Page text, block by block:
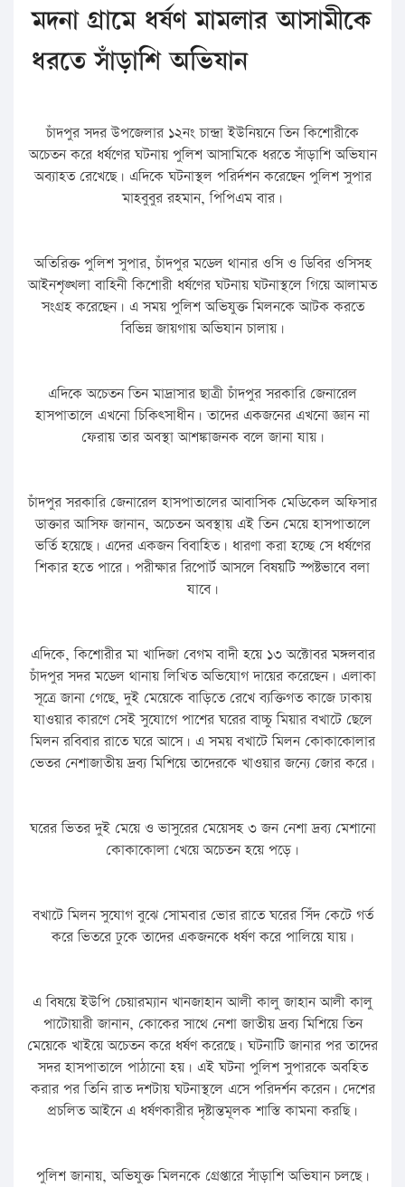
মদনা গ্রামে ধর্ষণ মামলার আসামীকে
ধরতে সাঁড়াশি অভিযান
চাঁদপুর সদর উপজেলার ১২নং চান্দ্রা ইউনিয়নে তিন কিশোরীকে
অচেতন করে ধর্ষণের ঘটনায় পুলিশ আসামিকে ধরতে সাঁড়াশি অভিযান
অব্যাহত রেখেছে। এদিকে ঘটনাস্থল পরির্দশন করেছেন পুলিশ সুপার
মাহবুবুর রহমান, পিপিএম বার।
অতিরিক্ত পুলিশ সুপার, চাঁদপুর মডেল থানার ওসি ও ডিবির ওসিসহ
আইনশৃঙ্খলা বাহিনী কিশোরী ধর্ষণের ঘটনায় ঘটনাস্থলে গিয়ে আলামত
সংগ্রহ করেছেন। এ সময় পুলিশ অভিযুক্ত মিলনকে আটক করতে
বিভিন্ন জায়গায় অভিযান চালায়।
এদিকে অচেতন তিন মাদ্রাসার ছাত্রী চাঁদপুর সরকারি জেনারেল
হাসপাতালে এখনো চিকিৎসাধীন। তাদের একজনের এখনো জ্ঞান না
ফেরায় তার অবস্থা আশঙ্কাজনক বলে জানা যায়।
চাঁদপুর সরকারি জেনারেল হাসপাতালের আবাসিক মেডিকেল অফিসার
ডাক্তার আসিফ জানান, অচেতন অবস্থায় এই তিন মেয়ে হাসপাতালে
ভর্তি হয়েছে। এদের একজন বিবাহিত। ধারণা করা হচ্ছে সে ধর্ষণের
শিকার হতে পারে। পরীক্ষার রিপোর্ট আসলে বিষয়টি স্পষ্টভাবে বলা
যাবে।
এদিকে, কিশোরীর মা খাদিজা বেগম বাদী হয়ে ১৩ অক্টোবর মঙ্গলবার
চাঁদপুর সদর মডেল থানায় লিখিত অভিযোগ দায়ের করেছেন। এলাকা
সূত্রে জানা গেছে, দুই মেয়েকে বাড়িতে রেখে ব্যক্তিগত কাজে ঢাকায়
যাওয়ার কারণে সেই সুযোগে পাশের ঘরের বাচ্চু মিয়ার বখাটে ছেলে
মিলন রবিবার রাতে ঘরে আসে। এ সময় বখাটে মিলন কোকাকোলার
ভেতর নেশাজাতীয় দ্রব্য মিশিয়ে তাদেরকে খাওয়ার জন্যে জোর করে।
ঘরের ভিতর দুই মেয়ে ও ভাসুরের মেয়েসহ ৩ জন নেশা দ্রব্য মেশানো
কোকাকোলা খেয়ে অচেতন হয়ে পড়ে।
বখাটে মিলন সুযোগ বুঝে সোমবার ভোর রাতে ঘরের সিঁদ কেটে গর্ত
করে ভিতরে ঢুকে তাদের একজনকে ধর্ষণ করে পালিয়ে যায়।
এ বিষয়ে ইউপি চেয়ারম্যান খানজাহান আলী কালু জাহান আলী কালু
পাটোয়ারী জানান, কোকের সাথে নেশা জাতীয় দ্রব্য মিশিয়ে তিন
মেয়েকে খাইয়ে অচেতন করে ধর্ষণ করেছে। ঘটনাটি জানার পর তাদের
সদর হাসপাতালে পাঠানো হয়। এই ঘটনা পুলিশ সুপারকে অবহিত
করার পর তিনি রাত দশটায় ঘটনাস্থলে এসে পরিদর্শন করেন। দেশের
প্রচলিত আইনে এ ধর্ষণকারীর দৃষ্টান্তমূলক শাস্তি কামনা করছি।
পুলিশ জানায়, অভিযুক্ত মিলনকে গ্রেপ্তারে সাঁড়াশি অভিযান চলছে।